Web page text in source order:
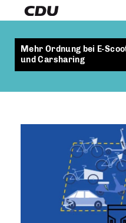
Mehr Ordnung bei E-
und Carsharing